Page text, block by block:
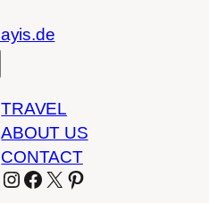
TRAVEL
ABOUT US
CONTACT
INSTAGRAM
FACEBOOK
X PINTEREST